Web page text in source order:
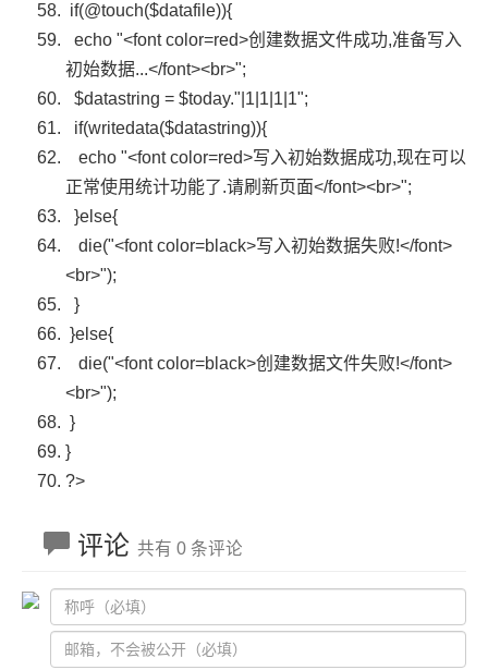
if(@touch($datafile)){
echo "<font color=red>创建数据文件成功,准备写入
初始数据...</font><br>";
$datastring = $today."|1|1|1|1";
if(writedata($datastring)){
echo "<font color=red>写入初始数据成功,现在可以
正常使用统计功能了.请刷新页面</font><br>";
}else{
die("<font color=black>写入初始数据失败!</font>
<br>");
}
}else{
die("<font color=black>创建数据文件失败!</font>
<br>");
}
}
?>
评论 共有 0 条评论